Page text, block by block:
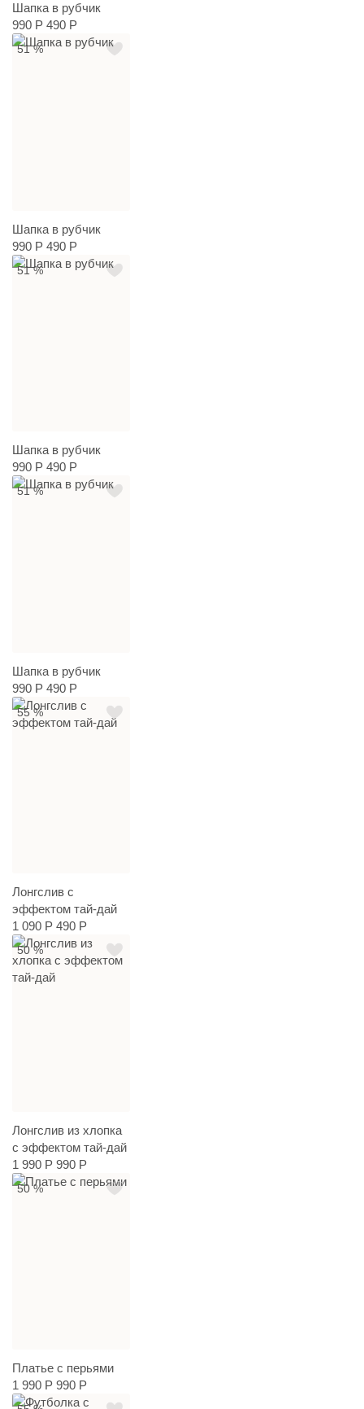
Шапка в рубчик
990 Р 490 Р
51 %
Шапка в рубчик
990 Р 490 Р
51 %
Шапка в рубчик
990 Р 490 Р
51 %
Шапка в рубчик
990 Р 490 Р
55 %
Лонгслив с
эффектом тай-дай
1 090 Р 490 Р
50 %
Лонгслив из хлопка
с эффектом тай-дай
1 990 Р 990 Р
50 %
Платье с перьями
1 990 Р 990 Р